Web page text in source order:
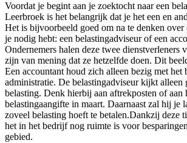
Voordat je begint aan je zoektocht naar een
Leerbroek is het belangrijk dat je het een en
Het is bijvoorbeeld goed om na te denken over
je nodig hebt: een belastingadviseur of een
Ondernemers halen deze twee dienstverleners
zijn van mening dat ze hetzelfde doen. Dit
Een accountant houd zich alleen bezig met het
administratie. De belastingadviseur kijkt alleen
belasting. Denk hierbij aan aftrekposten of aan
belastingaangifte in maart. Daarnaast zal hij je
zoveel belasting hoeft te betalen.Dankzij deze
het in het bedrijf nog ruimte is voor
gebied.